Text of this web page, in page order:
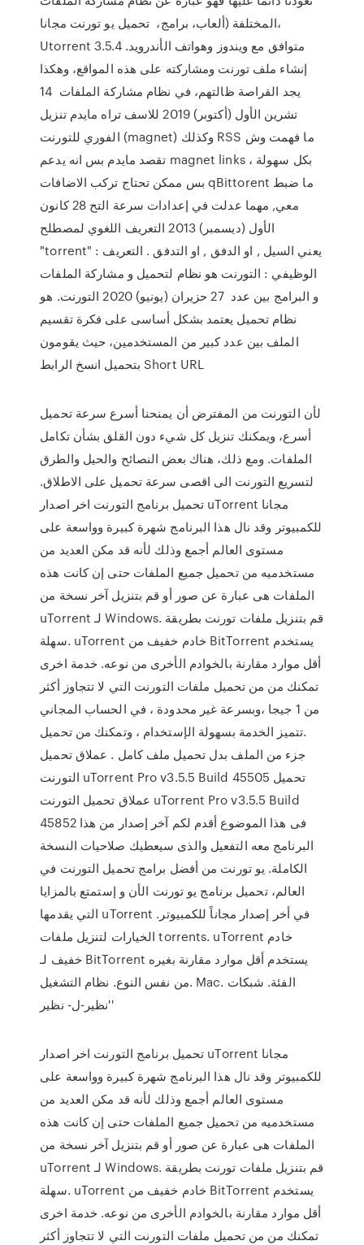
المختلفة (ألعاب، برامج، تحميل يو تورنت مجانا،
Utorrent 3.5.4 متوافق مع ويندوز وهواتف الأندرويد.
إنشاء ملف تورنت ومشاركته على هذه المواقع، وهكذا
يجد القراصة ظالتهم، في نظام مشاركة الملفات 14
تشرين الأول (أكتوبر) 2019 للاسف تراه مايدم تنزيل
الفوري للتورنت (magnet) وكذلك RSS ما فهمت وش
تقصد مايدم بس انه يدعم magnet links بكل سهولة ،
بس ممكن تحتاج تركب الاضافات qBittorent ما ضبط
معي, مهما عدلت في إعدادات سرعة التح 28 كانون
الأول (ديسمبر) 2013 التعريف اللغوي لمصطلح
"torrent" : يعني السيل , او الدفق , او التدفق . التعريف
الوظيفي : التورنت هو نظام لتحميل و مشاركة الملفات
و البرامج بين عدد 27 حزيران (يونيو) 2020 التورنت. هو
نظام تحميل يعتمد بشكل أساسى على فكرة تقسيم
الملف بين عدد كبير من المستخدمين، حيث يقومون
بتحميل انسخ الرابط Short URL
لأن التورنت من المفترض أن يمنحنا أسرع سرعة تحميل
أسرع، ويمكنك تنزيل كل شيء دون القلق بشأن تكامل
الملفات. ومع ذلك، هناك بعض النصائح والحيل والطرق
لتسريع التورنت الى اقصى سرعة تحميل على الاطلاق.
تحميل برنامج التورنت اخر اصدار uTorrent مجانا
للكمبيوتر وقد نال هذا البرنامج شهرة كبيرة وواسعة على
مستوى العالم أجمع وذلك لأنه قد مكن العديد من
مستخدميه من تحميل جميع الملفات حتى إن كانت هذه
الملفات هى عبارة عن صور أو قم بتنزيل آخر نسخة من
uTorrent لـ Windows. قم بتنزيل ملفات تورنت بطريقة
سهلة. uTorrent خادم خفيف من BitTorrent يستخدم
أقل موارد مقارنة بالخوادم الأخرى من نوعه. خدمة اخرى
تمكنك من من تحميل ملفات التورنت التي لا تتجاوز أكثر
من 1 جيجا ،وبسرعة غير محدودة ، في الحساب المجاني
.تتميز الخدمة بسهولة الإستخدام ، وتمكنك من تحميل
جزء من الملف بدل تحميل ملف كامل . عملاق تحميل
التورنت uTorrent Pro v3.5.5 Build 45505 تحميل
عملاق تحميل التورنت uTorrent Pro v3.5.5 Build
45852 فى هذا الموضوع أقدم لكم آخر إصدار من هذا
البرنامج معه التفعيل والذى سيعطيك صلاحيات النسخة
الكاملة. يو تورنت من أفضل برامج تحميل التورنت في
العالم، تحميل برنامج يو تورنت الأن و إستمتع بالمزايا
التي يقدمها uTorrent في أخر إصدار مجاناً للكمبيوتر.
الخيارات لتنزيل ملفات torrents. uTorrent خادم
خفيف لـ BitTorrent يستخدم أقل موارد مقارنة بغيره
من نفس النوع. نظام التشغيل. Mac. الفئة. شبكات
'نظير-ل- نظير'
تحميل برنامج التورنت اخر اصدار uTorrent مجانا
للكمبيوتر وقد نال هذا البرنامج شهرة كبيرة وواسعة على
مستوى العالم أجمع وذلك لأنه قد مكن العديد من
مستخدميه من تحميل جميع الملفات حتى إن كانت هذه
الملفات هى عبارة عن صور أو قم بتنزيل آخر نسخة من
uTorrent لـ Windows. قم بتنزيل ملفات تورنت بطريقة
سهلة. uTorrent خادم خفيف من BitTorrent يستخدم
أقل موارد مقارنة بالخوادم الأخرى من نوعه. خدمة اخرى
تمكنك من من تحميل ملفات التورنت التي لا تتجاوز أكثر